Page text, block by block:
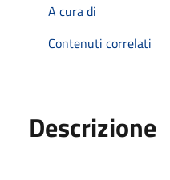
A cura di
Contenuti correlati
Descrizione